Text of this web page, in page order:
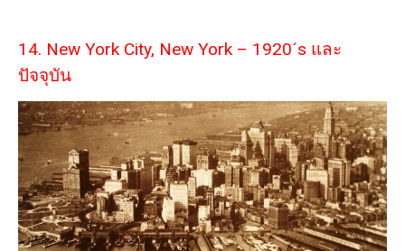
14. New York City, New York – 1920´s และ
ปัจจุบัน